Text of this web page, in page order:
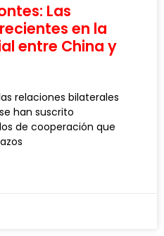
Las
en la
entre China y
relaciones bilaterales
han suscrito
de cooperación que